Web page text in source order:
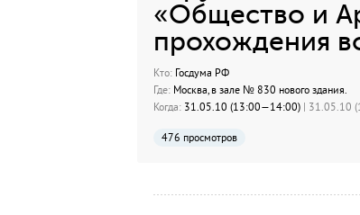
«Общество и
прохождения
Кто:Госдума РФ
Где:Москва, в зале № 830 нового здания.
Когда:31.05.10 (13:00—14:00) | 31.05.10
476 просмотров